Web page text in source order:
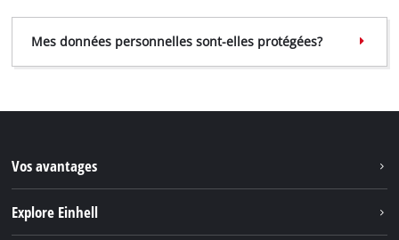
Mes données personnelles sont-elles protégées?
Vos avantages
Explore Einhell